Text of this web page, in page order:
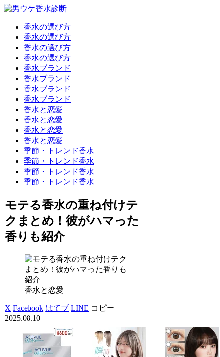
香水の選び方
香水の選び方
香水の選び方
香水の選び方
香水ブランド
香水ブランド
香水ブランド
香水ブランド
香水と恋愛
香水と恋愛
香水と恋愛
香水と恋愛
季節・トレンド香水
季節・トレンド香水
季節・トレンド香水
季節・トレンド香水
モテる香水の重ね付けテ
クまとめ！彼がハマった
香りも紹介
香水と恋愛
X Facebook はてブ LINE コピー
2025.08.10